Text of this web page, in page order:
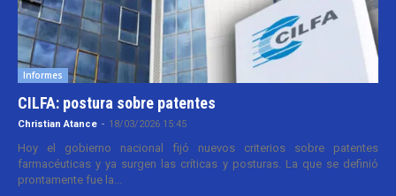
Informes
CILFA: postura sobre patentes
Christian Atance - 18/03/2026 15:45
Hoy el gobierno nacional fijó nuevos criterios sobre patentes
farmacéuticas y ya surgen las críticas y posturas. La que se definió
prontamente fue la...